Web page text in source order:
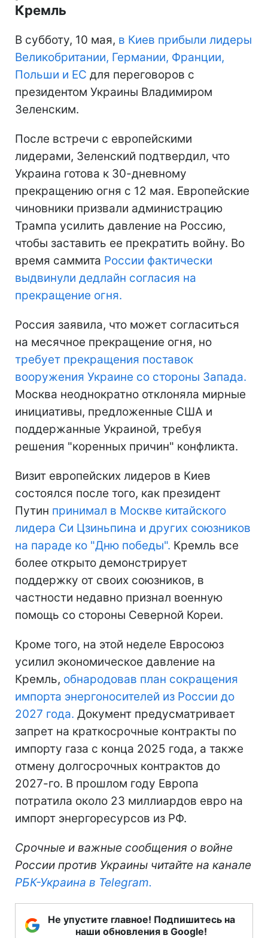
Кремль
В субботу, 10 мая, в Киев прибыли лидеры
Великобритании, Германии, Франции,
Польши и ЕС для переговоров с
президентом Украины Владимиром
Зеленским.
После встречи с европейскими
лидерами, Зеленский подтвердил, что
Украина готова к 30-дневному
прекращению огня с 12 мая. Европейские
чиновники призвали администрацию
Трампа усилить давление на Россию,
чтобы заставить ее прекратить войну. Во
время саммита России фактически
выдвинули дедлайн согласия на
прекращение огня.
Россия заявила, что может согласиться
на месячное прекращение огня, но
требует прекращения поставок
вооружения Украине со стороны Запада.
Москва неоднократно отклоняла мирные
инициативы, предложенные США и
поддержанные Украиной, требуя
решения "коренных причин" конфликта.
Визит европейских лидеров в Киев
состоялся после того, как президент
Путин принимал в Москве китайского
лидера Си Цзиньпина и других союзников
на параде ко "Дню победы". Кремль все
более открыто демонстрирует
поддержку от своих союзников, в
частности недавно признал военную
помощь со стороны Северной Кореи.
Кроме того, на этой неделе Евросоюз
усилил экономическое давление на
Кремль, обнародовав план сокращения
импорта энергоносителей из России до
2027 года. Документ предусматривает
запрет на краткосрочные контракты по
импорту газа с конца 2025 года, а также
отмену долгосрочных контрактов до
2027-го. В прошлом году Европа
потратила около 23 миллиардов евро на
импорт энергоресурсов из РФ.
Срочные и важные сообщения о войне
России против Украины читайте на канале
РБК-Украина в Telegram.
Не упустите главное! Подпишитесь на
наши обновления в Google!